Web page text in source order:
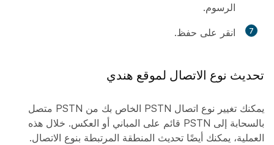
الرسوم.
7 انقر على حفظ.
تحديث نوع الاتصال لموقع هندي
يمكنك تغيير نوع اتصال PSTN الخاص بك من PSTN متصل
بالسحابة إلى PSTN قائم على المباني أو العكس. خلال هذه
العملية، يمكنك أيضًا تحديث المنطقة المرتبطة بنوع الاتصال.